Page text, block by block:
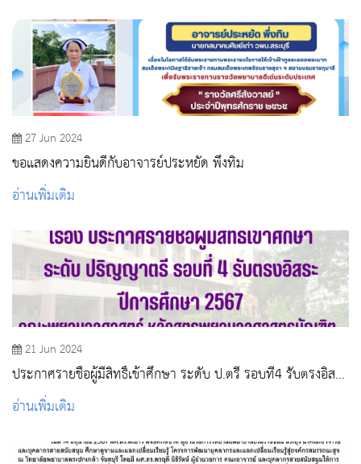
27 Jun 2024
ขอแสดงความยินดีกับอาจารย์ประหยัด พึ่งทิม
อ่านเพิ่มเติม
21 Jun 2024
ประกาศรายชื่อผู้มีสิทธิ์เข้าศึกษา ระดับ ป.ตรี รอบที่4 รับตรงอิสระ
ปีการศึกษา 2567
อ่านเพิ่มเติม